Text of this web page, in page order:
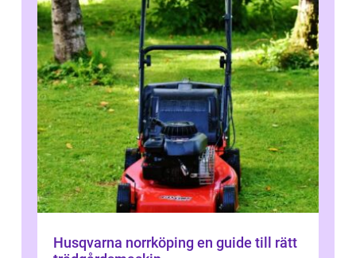
Husqvarna norrköping en guide till rätt